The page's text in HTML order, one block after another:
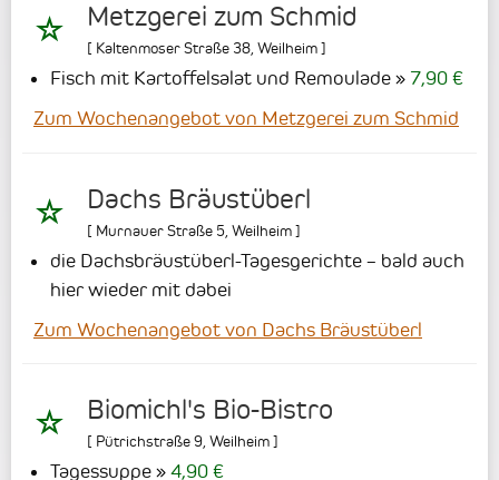
Metzgerei zum Schmid
[ Kaltenmoser Straße 38,Weilheim]
Fisch mit Kartoffelsalat und Remoulade
7,90 €
Zum Wochenangebot von Metzgerei zum Schmid
Dachs Bräustüberl
[ Murnauer Straße 5 Weilheim]
die Dachsbräustüberl-Tagesgerichte – bald auch
hier wieder mit dabei
Zum Wochenangebot von Dachs Bräustüberl
Biomichl's Bio-Bistro
[ Pütrichstraße 9 Weilheim]
Tagessuppe
4,90 €